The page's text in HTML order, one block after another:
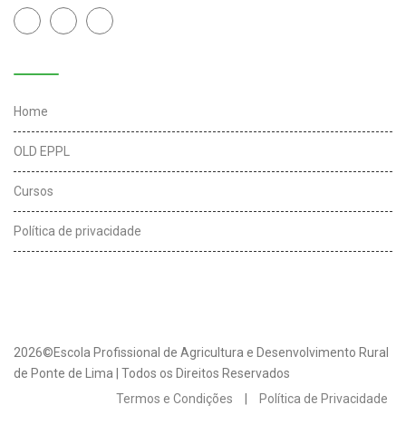
Home
OLD EPPL
Cursos
Política de privacidade
2026©Escola Profissional de Agricultura e Desenvolvimento Rural
de Ponte de Lima | Todos os Direitos Reservados
Termos e Condições
Política de Privacidade